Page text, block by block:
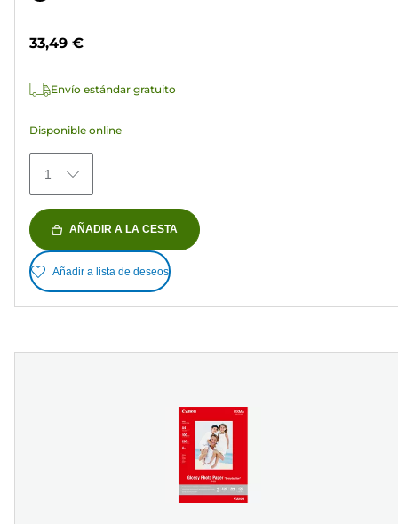
37
color
33,49 €
Envío estándar gratuito
Disponible online
1
AÑADIR A LA CESTA
Añadir a lista de deseos